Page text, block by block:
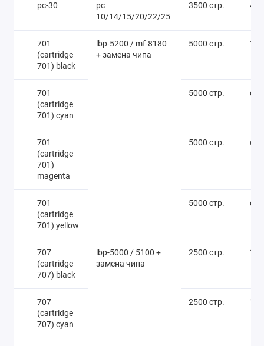
pc-30
pc
10/14/15/20/22/25
3500 стр.
701
(cartridge
701) black
lbp-5200 / mf-8180
+ замена чипа
5000 стр. 1
701
(cartridge
701) cyan
5000 стр. call
701
(cartridge
701)
magenta
5000 стр. call
701
(cartridge
701) yellow
5000 стр. call
707
(cartridge
707) black
lbp-5000 / 5100 +
замена чипа
2500 стр. 1
707
(cartridge
707) cyan
2500 стр. 1